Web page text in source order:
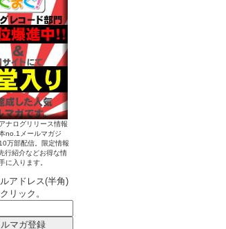
ナログリリース情報
no.1メールマガジ
万部配信。限定情報
行紹介などお得な情
に入ります。
アドレス(半角)
リック。